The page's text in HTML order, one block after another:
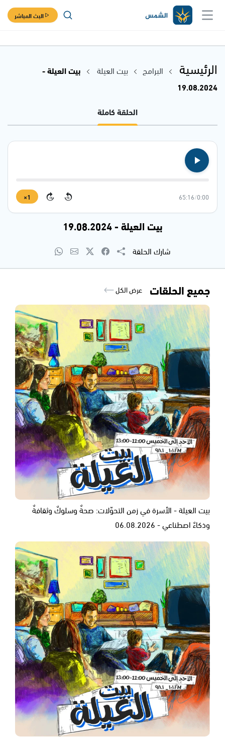
البث المباشر
الرئيسية البرامج بيت العيلة
بيت العيلة -
19.08.2024
الحلقة كاملة
0:00
/
65:16
15
15
1×
بيت العيلة - 19.08.2024
شارك الحلقة
جميع الحلقات عرض الكل
بيت العيلة - الأسرة في زمن التحوّلات: صحةٌ وسلوكٌ وثقافةٌ
وذكاءٌ اصطناعي - 06.08.2026